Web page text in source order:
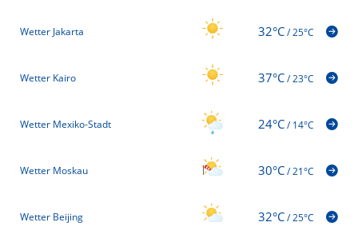
Wetter Jakarta 32°C/25°C
Wetter Kairo 37°C/23°C
Wetter Mexiko-Stadt 24°C/14°C
Wetter Moskau 30°C/21°C
Wetter Beijing 32°C/25°C